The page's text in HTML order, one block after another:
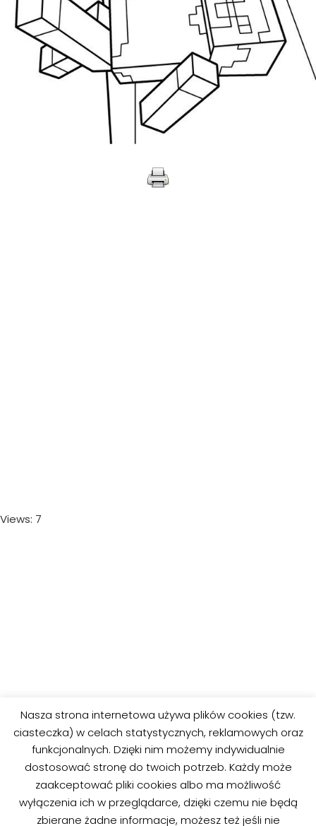
Views: 7
Nasza strona internetowa używa plików cookies (tzw.
ciasteczka) w celach statystycznych, reklamowych oraz
funkcjonalnych. Dzięki nim możemy indywidualnie
dostosować stronę do twoich potrzeb. Każdy może
zaakceptować pliki cookies albo ma możliwość
wyłączenia ich w przeglądarce, dzięki czemu nie będą
zbierane żadne informacje, możesz też jeśli nie